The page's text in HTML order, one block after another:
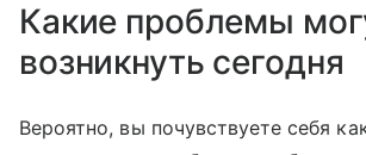
Какие проблемы
возникнуть сегодня
Вероятно, вы почувствуете себя